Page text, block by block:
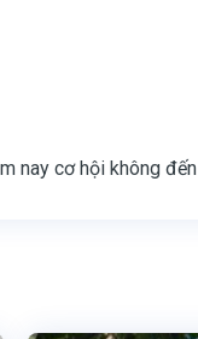
nay cơ hội không